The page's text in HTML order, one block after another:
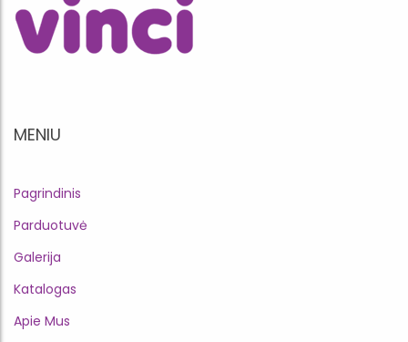
MENIU
Pagrindinis
Parduotuvė
Galerija
Katalogas
Apie Mus